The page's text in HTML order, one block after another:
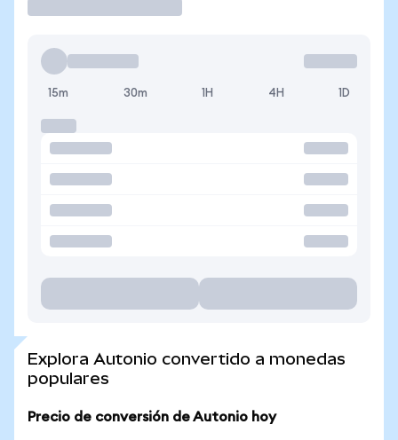
15m 30m 1H 4H 1D
Explora Autonio convertido a monedas
populares
Precio de conversión de Autonio hoy